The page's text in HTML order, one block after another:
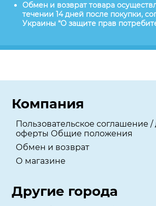
Обмен и возврат товара
течении 14 дней после покупки,
Украины “О защите прав
Компания
Пользовательское соглашение /
оферты Общие положения
Обмен и возврат
О магазине
Другие города